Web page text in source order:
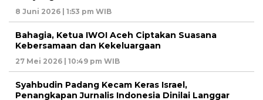
8 Juni 2026 | 1:53 pm WIB
Bahagia, Ketua IWOI Aceh Ciptakan Suasana
Kebersamaan dan Kekeluargaan
27 Mei 2026 | 10:49 pm WIB
Syahbudin Padang Kecam Keras Israel,
Penangkapan Jurnalis Indonesia Dinilai Langgar